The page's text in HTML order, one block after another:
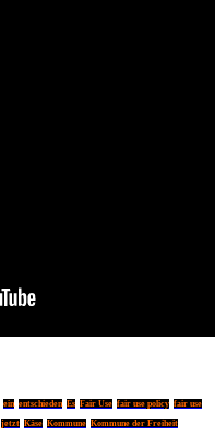
ein entschieden Es Fair Use fair use policy fair use
jetzt Käse Kommune Kommune der Freiheit